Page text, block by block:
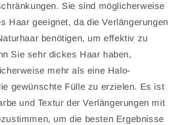
Sie sind möglicherweise
Haar geeignet, da die Verlängerungen
benötigen, um effektiv zu
Sie sehr dickes Haar haben,
mehr als eine Halo-
gewünschte Fülle zu erzielen. Es ist
und Textur der Verlängerungen mit
um die besten Ergebnisse